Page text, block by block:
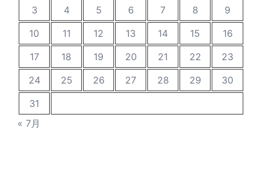
3
4 5 6 7 8
9
10
11 12 13 14 15
16
17
18 19 20 21 22
23
24
25 26 27 28 29
30
31
« 7月